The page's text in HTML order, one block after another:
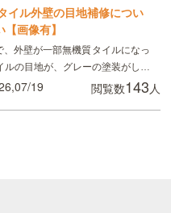
イル外壁の目地補修につい
画像有】
、外壁が一部無機質タイルになっ
ルの目地が、グレーの塗装がして
り禿げてしまっていてるので補修
19 閲覧数143人